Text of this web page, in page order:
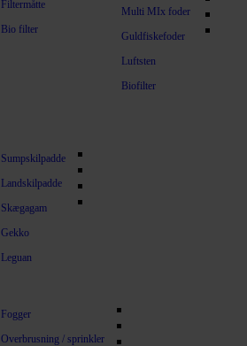
Filtermåtte
Bio filter
Multi MIx foder
Guldfiskefoder
Luftsten
Biofilter
Sumpskilpadde
Landskilpadde
Skægagam
Gekko
Leguan
Fogger
Overbrusning / sprinkler